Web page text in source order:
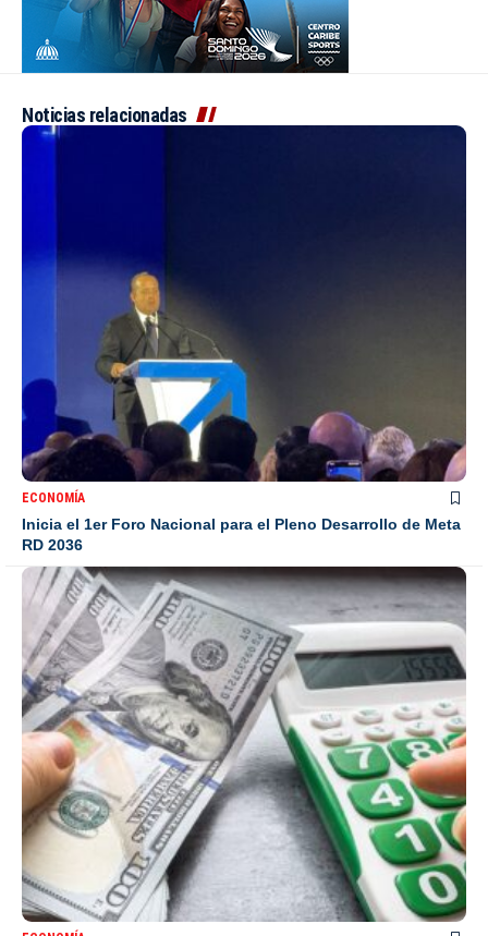
Noticias relacionadas
ECONOMÍA
Inicia el 1er Foro Nacional para el Pleno Desarrollo de Meta
RD 2036